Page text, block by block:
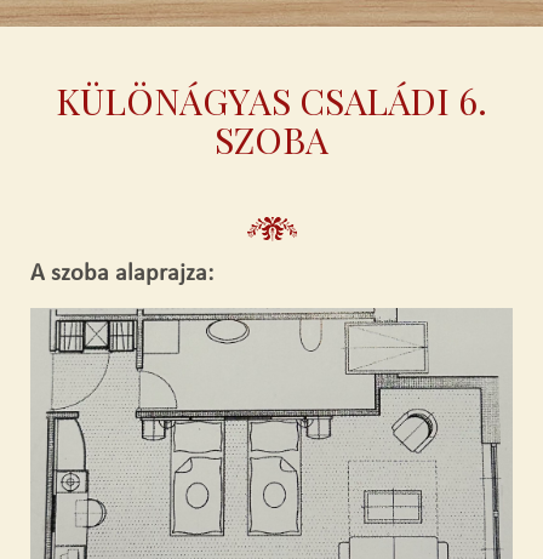
KÜLÖNÁGYAS CSALÁDI 6.
SZOBA
A szoba alaprajza: